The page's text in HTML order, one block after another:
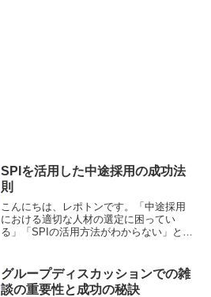
SPIを活用した中途採用の成功法
則
こんにちは、レポトンです。「中途採用
における適切な人材の選定に困ってい
る」「SPIの活用方法がわからない」とお
徹底解説します！レポトンこの記事は次
のような人におすすめ...
グループディスカッションでの雑
談の重要性と成功の秘訣